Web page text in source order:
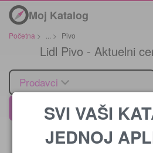
Moj Katalog
Početna > > Pivo
Lidl Pivo - Aktuelni
Prodavci
SVI VAŠI
JEDNOJ